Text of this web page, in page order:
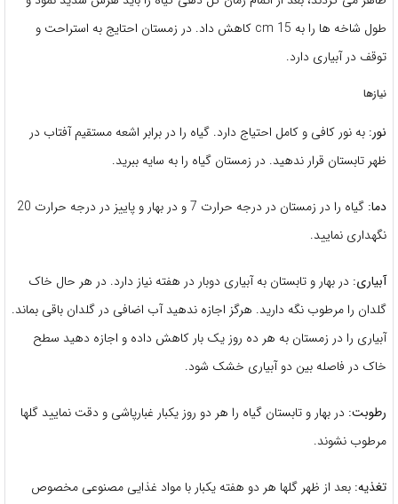
طول شاخه ها را به 15 cm کاهش داد. در زمستان احتایج به استراحت و
توقف در آبیاری دارد.
نیازها
نور: به نور کافی و کامل احتیاج دارد. گیاه را در برابر اشعه مستقیم آفتاب در
ظهر تابستان قرار ندهید. در زمستان گیاه را به سایه ببرید.
دما:
گیاه را در زمستان در درجه حرارت 7 و در بهار و پاییز در درجه حرارت 20
نگهداری نمایید.
آبیاری: در بهار و تابستان به آبیاری دوبار در هفته نیاز دارد. در هر حال خاک
گلدان را مرطوب نگه دارید. هرگز اجازه ندهید آب اضافی در گلدان باقی بماند.
آبیاری را در زمستان به هر ده روز یک بار کاهش داده و اجازه دهید سطح
خاک در فاصله بین دو آبیاری خشک شود.
رطوبت: در بهار و تابستان گیاه را هر دو روز یکبار غبارپاشی و دقت نمایید گلها
مرطوب نشوند.
تغذیه: بعد از ظهر گلها هر دو هفته یکبار با مواد غذایی مصنوعی مخصوص